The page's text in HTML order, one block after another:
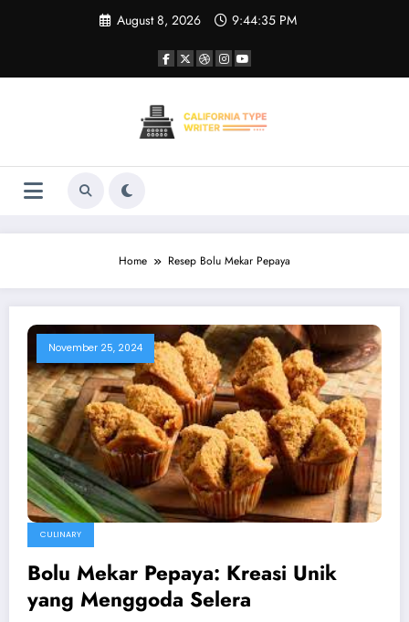
August 8, 2026 9:44:35 PM
Home Resep Bolu Mekar Pepaya
November 25, 2024
CULINARY
Bolu Mekar Pepaya: Kreasi Unik
yang Menggoda Selera